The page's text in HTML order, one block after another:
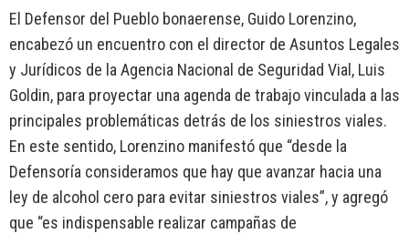
El Defensor del Pueblo bonaerense, Guido Lorenzino,
encabezó un encuentro con el director de Asuntos Legales
y Jurídicos de la Agencia Nacional de Seguridad Vial, Luis
Goldin, para proyectar una agenda de trabajo vinculada a las
principales problemáticas detrás de los siniestros viales.
En este sentido, Lorenzino manifestó que “desde la
Defensoría consideramos que hay que avanzar hacia una
ley de alcohol cero para evitar siniestros viales”, y agregó
que “es indispensable realizar campañas de